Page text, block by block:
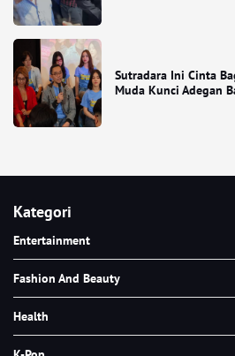
Sutradara Ini Cinta
Muda Kunci Adegan
Kategori
Entertainment
Fashion And Beauty
Health